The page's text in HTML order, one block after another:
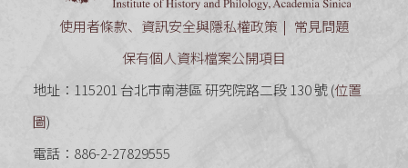
使用者條款、資訊安全與隱私權政策
常見問題
保有個人資料檔案公開項目
地址：115201 台北市南港區 研究院路二段 130 號 (位置
圖)
電話：886-2-27829555